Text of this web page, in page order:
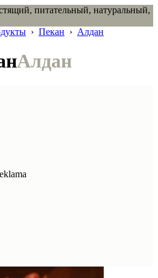
питательный, натуральный,
› Пекан › Алдан
Алдан